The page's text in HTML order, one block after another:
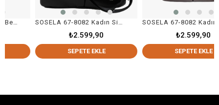
SOSELA 67-8082 Kadın Siyah Omuz Ve Kol Çanta
₺2.599,90
SEPETE EKLE
SOSELA 67-8082 Kadın Kahverengi Omuz Ve Kol Çanta
₺2.599,90
SEPETE EKLE